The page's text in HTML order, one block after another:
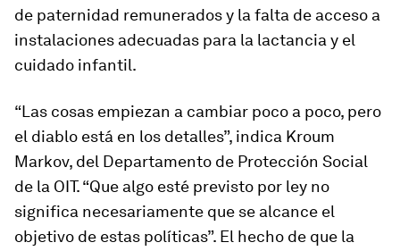
de paternidad remunerados y la falta de acceso a
instalaciones adecuadas para la lactancia y el
cuidado infantil.
“Las cosas empiezan a cambiar poco a poco, pero
el diablo está en los detalles”, indica Kroum
Markov, del Departamento de Protección Social
de la OIT. “Que algo esté previsto por ley no
significa necesariamente que se alcance el
objetivo de estas políticas”. El hecho de que la